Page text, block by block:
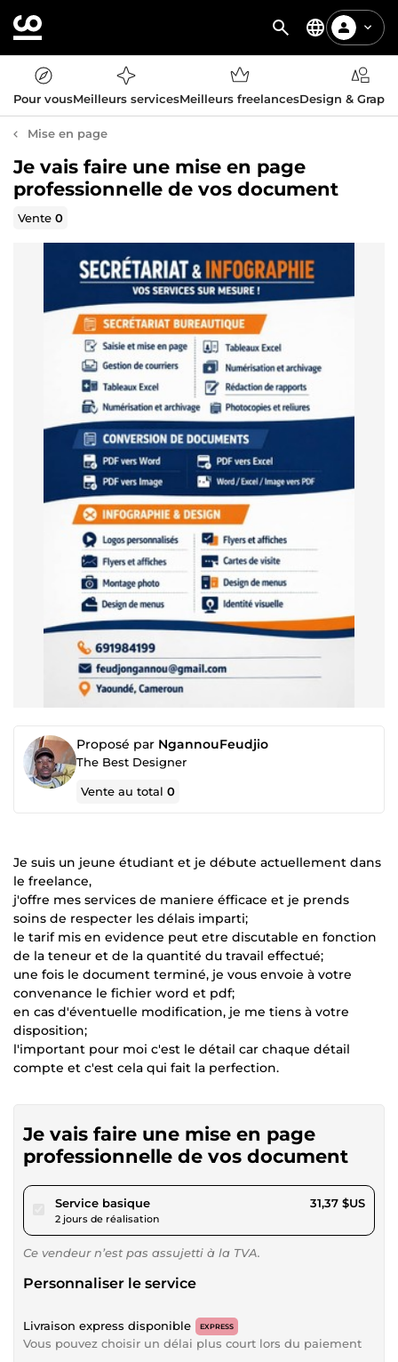
Pour vousMeilleurs servicesMeilleurs freelancesDesign &
Mise en page
Je vais faire une mise en page
professionnelle de vos document
Vente0
Proposé par NgannouFeudjio
The Best Designer
Vente au total0
Je suis un jeune étudiant et je débute actuellement dans
le freelance,
j'offre mes services de maniere éfficace et je prends
soins de respecter les délais imparti;
le tarif mis en evidence peut etre discutable en fonction
de la teneur et de la quantité du travail effectué;
une fois le document terminé, je vous envoie à votre
convenance le fichier word et pdf;
en cas d'éventuelle modification, je me tiens à votre
disposition;
l'important pour moi c'est le détail car chaque détail
compte et c'est cela qui fait la perfection.
Je vais faire une mise en page
professionnelle de vos document
Service basiquepour 28,90 $US
2 jours de réalisation
31,37 $US
Ce vendeur n’est pas assujetti à la TVA.
Personnaliser le service
Livraison express disponible EXPRESS
Vous pouvez choisir un délai plus court lors du paiement